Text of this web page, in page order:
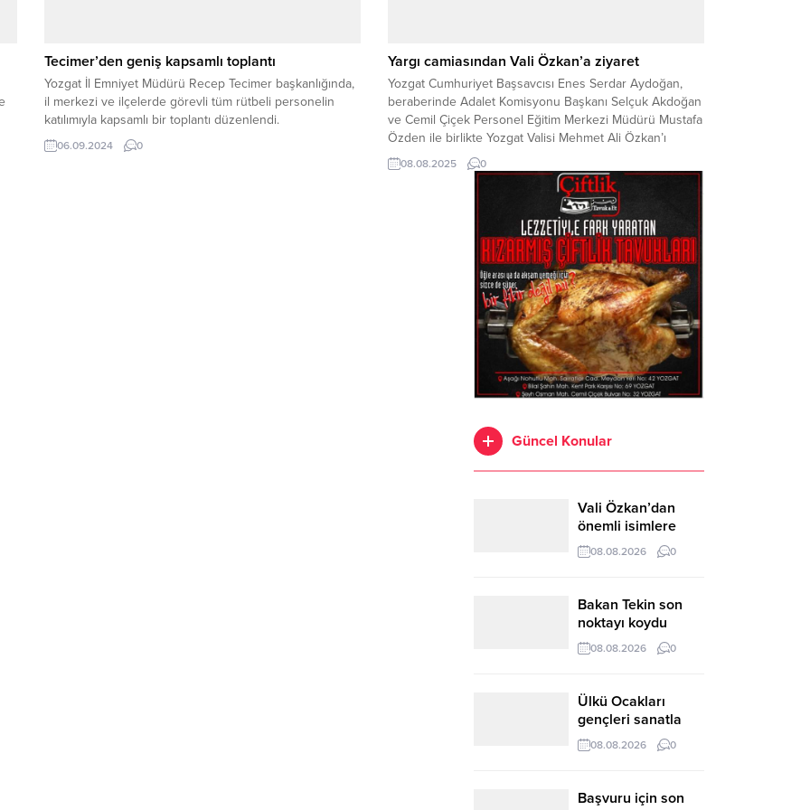
Tecimer’den geniş kapsamlı toplantı
Yozgat İl Emniyet Müdürü Recep Tecimer başkanlığında,
il merkezi ve ilçelerde görevli tüm rütbeli personelin
katılımıyla kapsamlı bir toplantı düzenlendi.
06.09.2024 0
Yargı camiasından Vali Özkan’a ziyaret
Yozgat Cumhuriyet Başsavcısı Enes Serdar Aydoğan,
beraberinde Adalet Komisyonu Başkanı Selçuk Akdoğan
ve Cemil Çiçek Personel Eğitim Merkezi Müdürü Mustafa
Özden ile birlikte Yozgat Valisi Mehmet Ali Özkan’ı
makamında ziyaret etti. Vali Özkan, nazik ziyaretlerinden
dolayı konuklarına teşekkür ederek, görevlerinde
başarılar diledi. Ziyarette, adli teşkilatın çalışmaları ve
08.08.2025 0
Güncel Konular
Vali Özkan’dan
önemli isimlere
ziyaret
08.08.2026 0
Bakan Tekin son
noktayı koydu
08.08.2026 0
Ülkü Ocakları
gençleri sanatla
buluşturuyor
08.08.2026 0
Başvuru için son